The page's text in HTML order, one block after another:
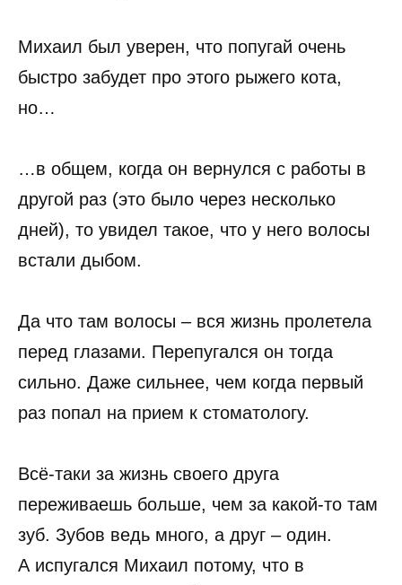
Михаил был уверен, что попугай очень
быстро забудет про этого рыжего кота,
но…
…в общем, когда он вернулся с работы в
другой раз (это было через несколько
дней), то увидел такое, что у него волосы
встали дыбом.
Да что там волосы – вся жизнь пролетела
перед глазами. Перепугался он тогда
сильно. Даже сильнее, чем когда первый
раз попал на прием к стоматологу.
Всё-таки за жизнь своего друга
переживаешь больше, чем за какой-то там
зуб. Зубов ведь много, а друг – один.
А испугался Михаил потому, что в